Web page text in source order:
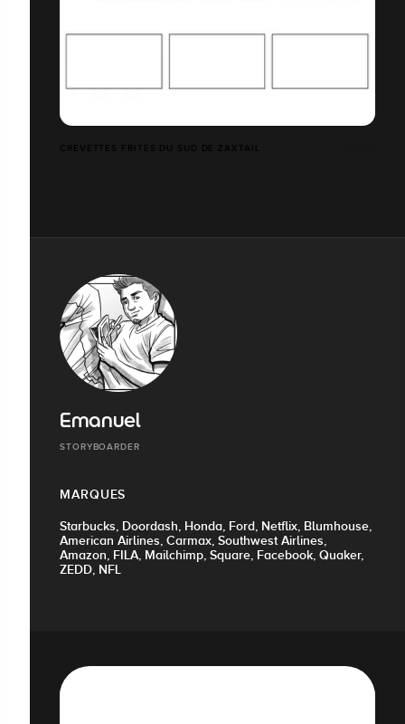
CREVETTES FRITES DU SUD DE ZAXTAIL
Emanuel
STORYBOARDER
MARQUES
Starbucks, Doordash, Honda, Ford, Netflix, Blumhouse,
American Airlines, Carmax, Southwest Airlines,
Amazon, FILA, Mailchimp, Square, Facebook, Quaker,
ZEDD, NFL